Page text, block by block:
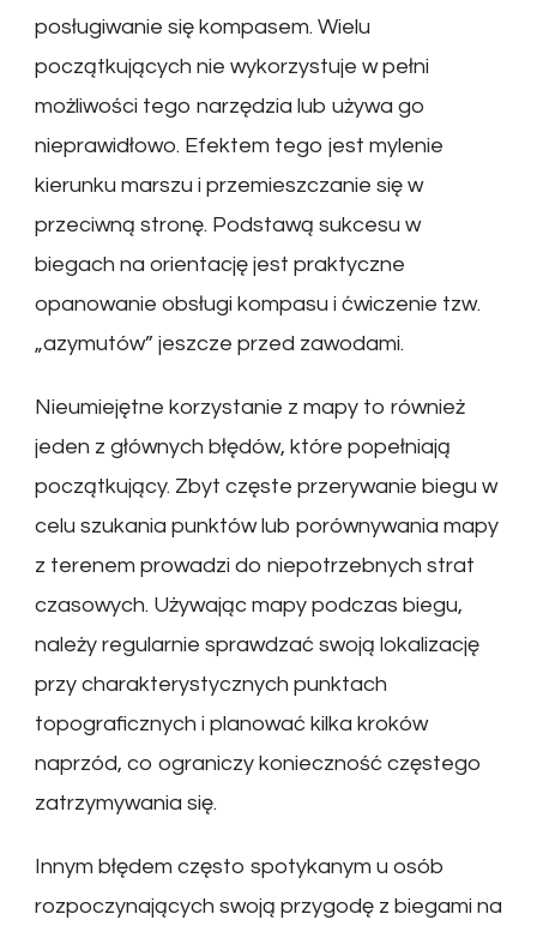
posługiwanie się kompasem. Wielu
początkujących nie wykorzystuje w pełni
możliwości tego narzędzia lub używa go
nieprawidłowo. Efektem tego jest mylenie
kierunku marszu i przemieszczanie się w
przeciwną stronę. Podstawą sukcesu w
biegach na orientację jest praktyczne
opanowanie obsługi kompasu i ćwiczenie tzw.
„azymutów” jeszcze przed zawodami.
Nieumiejętne korzystanie z mapy to również
jeden z głównych błędów, które popełniają
początkujący. Zbyt częste przerywanie biegu w
celu szukania punktów lub porównywania mapy
z terenem prowadzi do niepotrzebnych strat
czasowych. Używając mapy podczas biegu,
należy regularnie sprawdzać swoją lokalizację
przy charakterystycznych punktach
topograficznych i planować kilka kroków
naprzód, co ograniczy konieczność częstego
zatrzymywania się.
Innym błędem często spotykanym u osób
rozpoczynających swoją przygodę z biegami na